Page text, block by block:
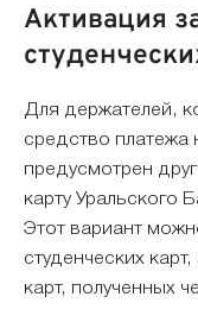
Активация
Для держателей,
средство платежа
предусмотрен
карту Уральского
Этот вариант
студенческих
карт, полученных